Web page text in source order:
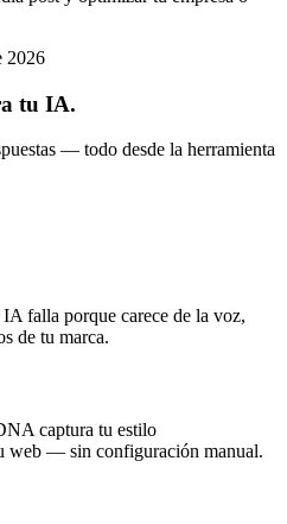
2026
tu IA.
— todo desde la herramienta
falla porque carece de la voz,
de tu marca.
captura tu estilo
web — sin configuración manual.